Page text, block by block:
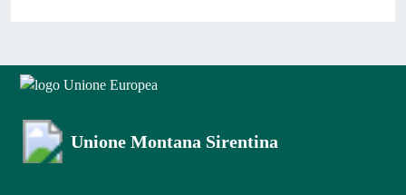
Unione Montana Sirentina